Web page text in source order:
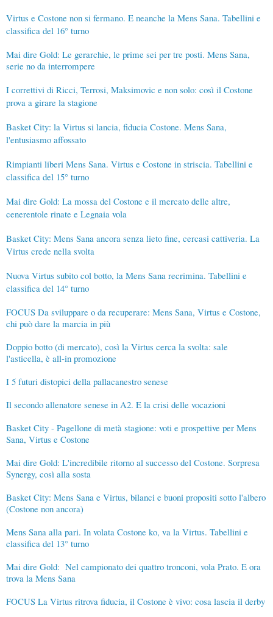
Virtus e Costone non si fermano. E neanche la Mens Sana. Tabellini e
classifica del 16° turno
Mai dire Gold: Le gerarchie, le prime sei per tre posti. Mens Sana,
serie no da interrompere
I correttivi di Ricci, Terrosi, Maksimovic e non solo: così il Costone
prova a girare la stagione
Basket City: la Virtus si lancia, fiducia Costone. Mens Sana,
l'entusiasmo affossato
Rimpianti liberi Mens Sana. Virtus e Costone in striscia. Tabellini e
classifica del 15° turno
Mai dire Gold: La mossa del Costone e il mercato delle altre,
cenerentole rinate e Legnaia vola
Basket City: Mens Sana ancora senza lieto fine, cercasi cattiveria. La
Virtus crede nella svolta
Nuova Virtus subito col botto, la Mens Sana recrimina. Tabellini e
classifica del 14° turno
FOCUS Da sviluppare o da recuperare: Mens Sana, Virtus e Costone,
chi può dare la marcia in più
Doppio botto (di mercato), così la Virtus cerca la svolta: sale
l'asticella, è all-in promozione
I 5 futuri distopici della pallacanestro senese
Il secondo allenatore senese in A2. E la crisi delle vocazioni
Basket City - Pagellone di metà stagione: voti e prospettive per Mens
Sana, Virtus e Costone
Mai dire Gold: L'incredibile ritorno al successo del Costone. Sorpresa
Synergy, così alla sosta
Basket City: Mens Sana e Virtus, bilanci e buoni propositi sotto l'albero
(Costone non ancora)
Mens Sana alla pari. In volata Costone ko, va la Virtus. Tabellini e
classifica del 13° turno
Mai dire Gold: Nel campionato dei quattro tronconi, vola Prato. E ora
trova la Mens Sana
FOCUS La Virtus ritrova fiducia, il Costone è vivo: cosa lascia il derby